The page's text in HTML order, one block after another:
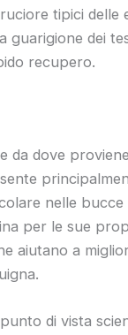
tipici delle
guarigione dei
recupero.
da dove
nelle bucce
per le sue
aiutano a
di vista